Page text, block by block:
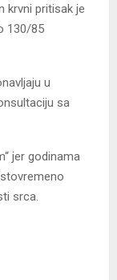
krvni pritisak je
130/85
u
sa
jer godinama
srca.